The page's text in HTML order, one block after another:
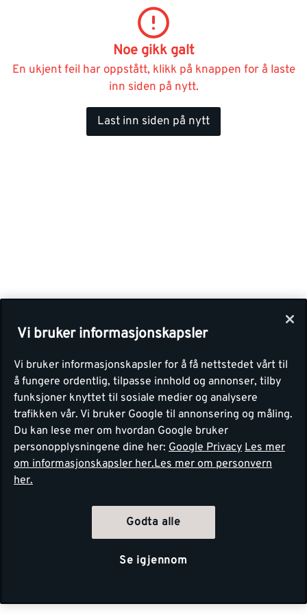
Noe gikk galt
En ukjent feil har oppstått, klikk på knappen for å laste
inn siden på nytt.
Last inn siden på nytt
Vi bruker informasjonskapsler
Vi bruker informasjonskapsler for å få nettstedet vårt til
å fungere ordentlig, tilpasse innhold og annonser, tilby
funksjoner knyttet til sosiale medier og analysere
trafikken vår. Vi bruker Google til annonsering og måling.
Du kan lese mer om hvordan Google bruker
personopplysningene dine her: Google Privacy Les mer
om informasjonskapsler her.Les mer om personvern
her.
Godta alle
Se igjennom